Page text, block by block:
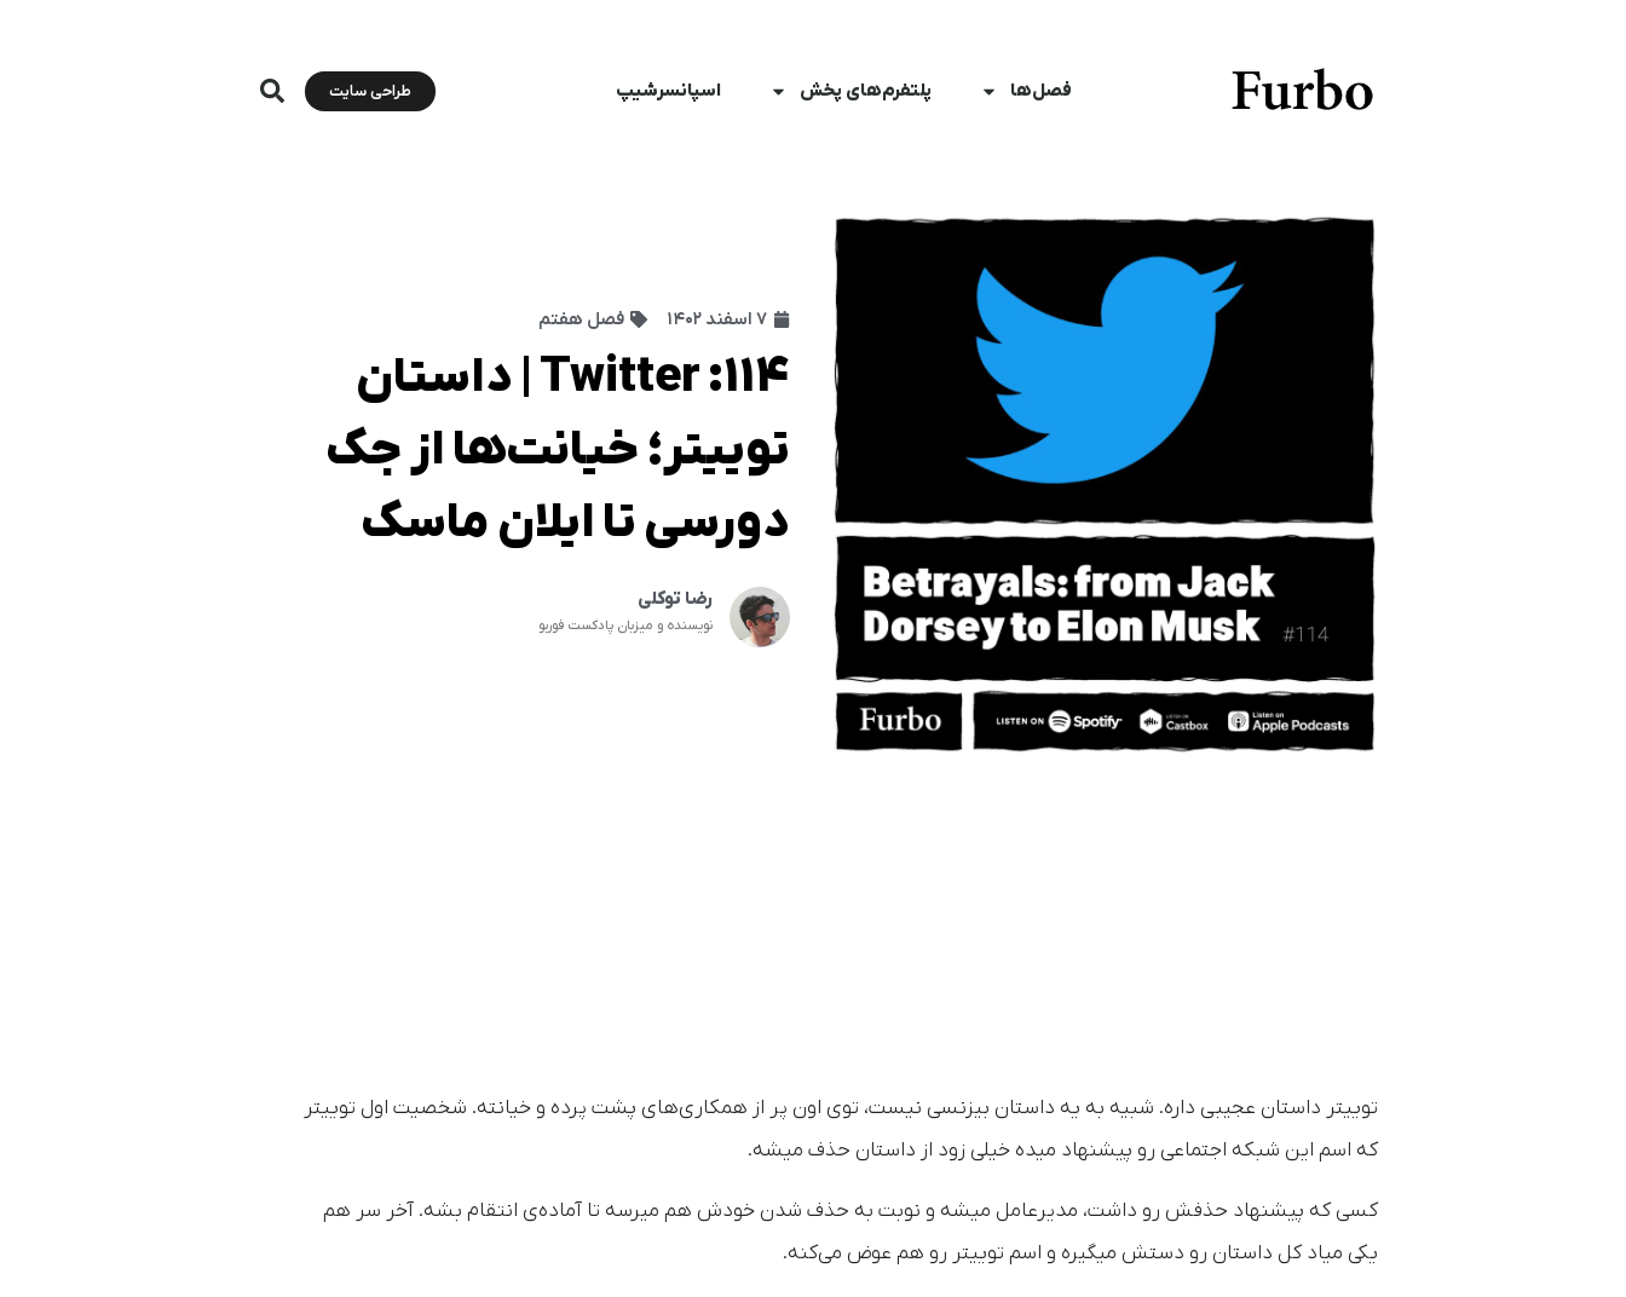
فصل‌ها پلتفرم‌های پخش اسپانسرشیپ طراحی سایت
۷ اسفند ۱۴۰۲ فصل هفتم
114: Twitter | داستان
توییتر؛ خیانت‌ها از جک
دورسی تا ایلان ماسک
رضا توکلی
نویسنده و میزبان پادکست فوربو
توییتر داستان عجیبی داره. شبیه به یه داستان بیزنسی نیست، توی اون پر از همکاری‌های پشت پرده و خیانته. شخصیت اول توییتر
که اسم این شبکه اجتماعی رو پیشنهاد میده خیلی زود از داستان حذف میشه.
کسی که پیشنهاد حذفش رو داشت، مدیرعامل میشه و نوبت به حذف شدن خودش هم میرسه تا آماده‌ی انتقام بشه. آخر سر هم
یکی میاد کل داستان رو دستش میگیره و اسم توییتر رو هم عوض می‌کنه.